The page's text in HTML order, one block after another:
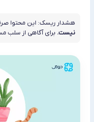
هشدار ریسک: این محتوا
نیست. برای آگاهی از سلب